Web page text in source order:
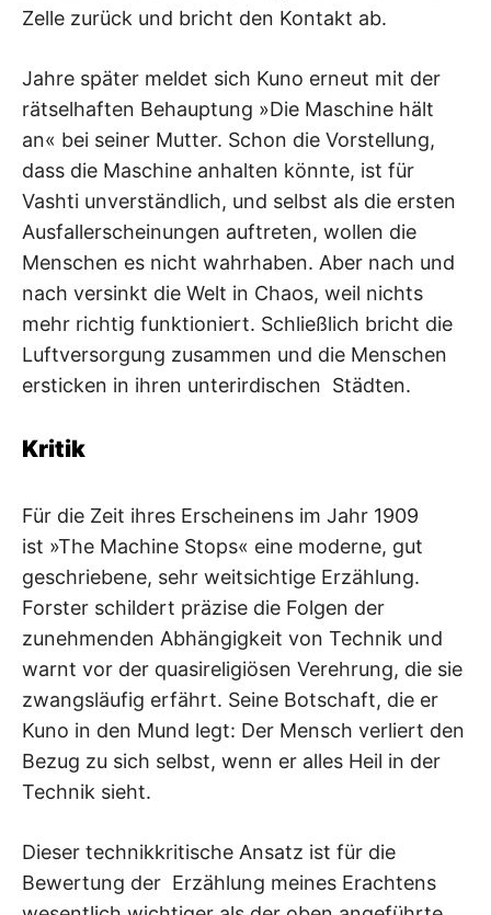
Zelle zurück und bricht den Kontakt ab.
Jahre später meldet sich Kuno erneut mit der
rätselhaften Behauptung »Die Maschine hält
an« bei seiner Mutter. Schon die Vorstellung,
dass die Maschine anhalten könnte, ist für
Vashti unverständlich, und selbst als die ersten
Ausfallerscheinungen auftreten, wollen die
Menschen es nicht wahrhaben. Aber nach und
nach versinkt die Welt in Chaos, weil nichts
mehr richtig funktioniert. Schließlich bricht die
Luftversorgung zusammen und die Menschen
ersticken in ihren unterirdischen Städten.
Kritik
Für die Zeit ihres Erscheinens im Jahr 1909
ist »The Machine Stops« eine moderne, gut
geschriebene, sehr weitsichtige Erzählung.
Forster schildert präzise die Folgen der
zunehmenden Abhängigkeit von Technik und
warnt vor der quasireligiösen Verehrung, die sie
zwangsläufig erfährt. Seine Botschaft, die er
Kuno in den Mund legt: Der Mensch verliert den
Bezug zu sich selbst, wenn er alles Heil in der
Technik sieht.
Dieser technikkritische Ansatz ist für die
Bewertung der Erzählung meines Erachtens